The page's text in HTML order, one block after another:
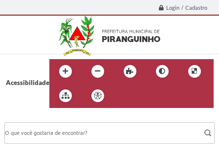
Login / Cadastro
Acessibilidade